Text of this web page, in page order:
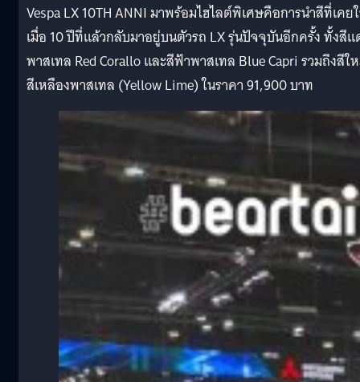
Vespa LX 10TH ANNI มาพร้อมไฮไลต์พิเศษคือการนําสีที่เคย
เมื่อ 10 ปีที่แล้วกลับมาอยู่บนตัวรถ LX รุ่นปัจจุบันอีกครั้ง ทั้งสีแ
พาสเทล Red Corallo และสีฟ้าพาสเทล Blue Capri รวมถึงสีใ
สีเหลืองพาสเทล (Yellow Lime) ในราคา 91,900 บาท